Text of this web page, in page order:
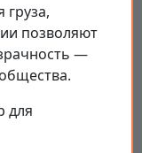
груза,
позволяют
—